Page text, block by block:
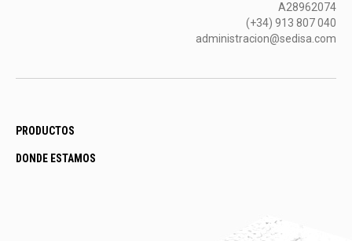
A28962074
(+34) 913 807 040
administracion@sedisa.com
PRODUCTOS
DONDE ESTAMOS